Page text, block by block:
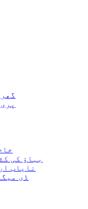
بہاؤ کی
نایاب
ڈی